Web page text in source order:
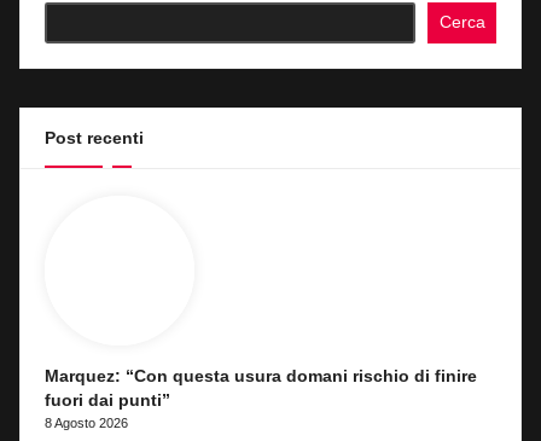
Cerca
Post recenti
Marquez: “Con questa usura domani rischio di finire
fuori dai punti”
8 Agosto 2026